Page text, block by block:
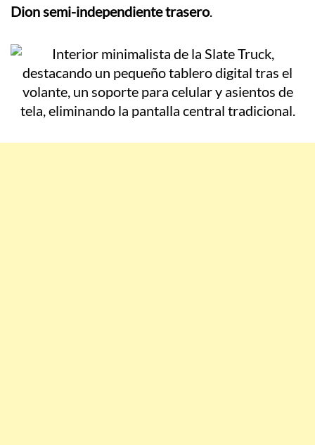
Dion semi-independiente trasero.